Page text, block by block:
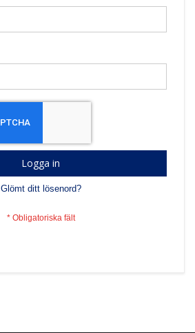
Logga in
Glömt ditt lösenord?